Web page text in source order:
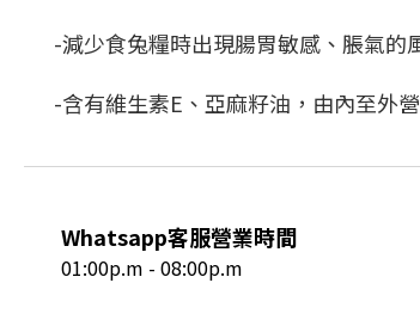
-減少食兔糧時出現腸胃敏感、脹氣的
-含有維生素E、亞麻籽油，由內至外
Whatsapp客服營業時間
01:00p.m - 08:00p.m